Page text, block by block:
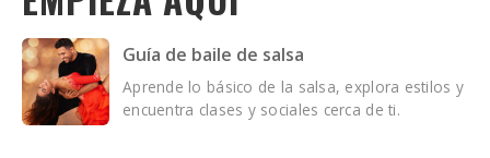
Guía de baile de salsa
Aprende lo básico de la salsa, explora estilos y
encuentra clases y sociales cerca de ti.